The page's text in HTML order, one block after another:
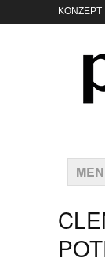
KONZEPT
KONTAKT